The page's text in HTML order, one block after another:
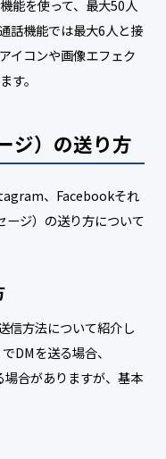
能を使って、最大50人
話機能では最大6人と接
イコンや画像エフェク
す。
ジ）の送り方
、Facebookそれ
ージ）の送り方について
信方法について紹介し
DMを送る場合、
合がありますが、基本